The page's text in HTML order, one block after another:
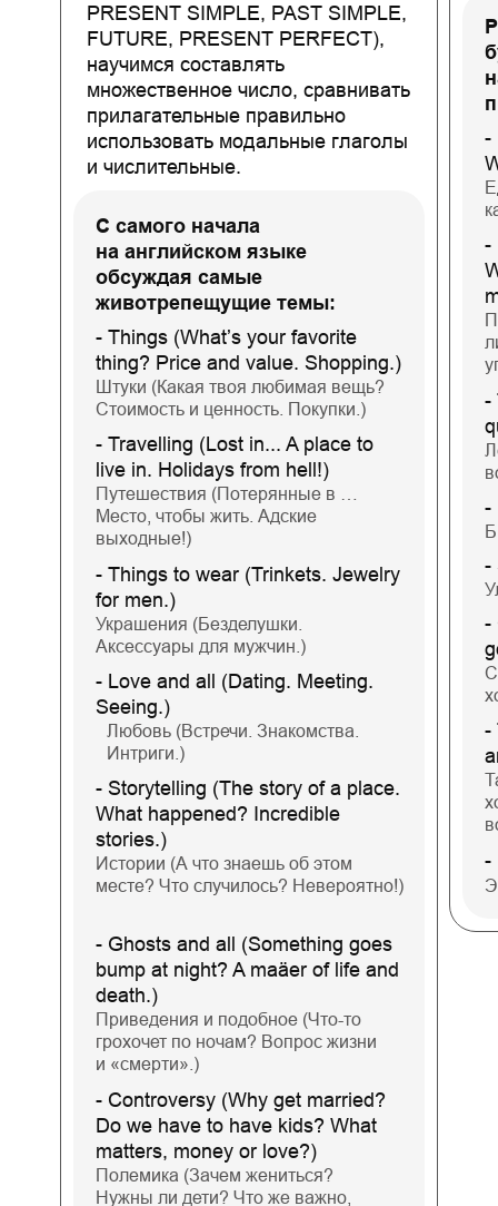
PRESENT SIMPLE, PAST SIMPLE,
FUTURE, PRESENT PERFECT),
научимся составлять
множественное число, сравнивать
прилагательные правильно
использовать модальные глаголы
и числительные.
С самого начала
на английском языке
обсуждая самые
животрепещущие темы:
- Things (What’s your favorite
thing? Price and value. Shopping.)
Штуки (Какая твоя любимая вещь?
Стоимость и ценность. Покупки.)
- Travelling (Lost in... A place to
live in. Holidays from hell!)
Путешествия (Потерянные в …
Место, чтобы жить. Адские
выходные!)
- Things to wear (Trinkets. Jewelry
for men.)
Украшения (Безделушки.
Аксессуары для мужчин.)
- Love and all (Dating. Meeting.
Seeing.)
Любовь (Встречи. Знакомства.
Интриги.)
- Storytelling (The story of a place.
What happened? Incredible
stories.)
Истории (А что знаешь об этом
месте? Что случилось? Невероятно!)
- Ghosts and all (Something goes
bump at night? A maäer of life and
death.)
Приведения и подобное (Что-то
грохочет по ночам? Вопрос жизни
и «смерти».)
- Controversy (Why get married?
Do we have to have kids? What
matters, money or love?)
Полемика (Зачем жениться?
Нужны ли дети? Что же важно,
-
-
-
-
-
-
-
-